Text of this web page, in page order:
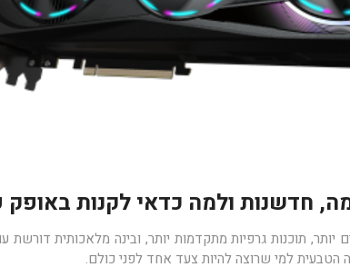
תוכנות גרפיות מתקדמות יותר, ובינה מלאכותית דורשת
הטבעית למי שרוצה להיות צעד אחד לפני כולם.